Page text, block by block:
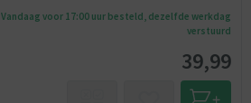
Vandaag voor 17:00 uur besteld, dezelfde werkdag
verstuurd
39,99